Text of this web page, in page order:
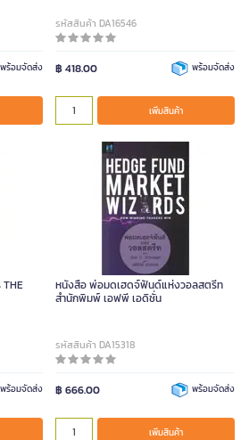
พร้อมจัดส่ง
รหัสสินค้า DA16546
฿ 418.00 พร้อมจัดส่ง
เพิ่มสินค้า
พร้อมจัดส่ง
หนังสือ พ่อมดเฮดจ์ฟันด์แห่งวอลสตรีท
สำนักพิมพ์ เอฟพี เอดิชั่น
รหัสสินค้า DA15318
฿ 666.00 พร้อมจัดส่ง
เพิ่มสินค้า